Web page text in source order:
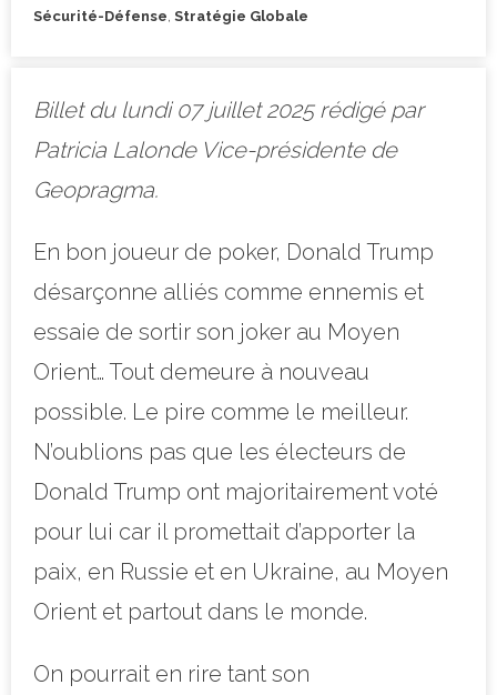
Sécurité-Défense Stratégie Globale
Billet du lundi 07 juillet 2025 rédigé par
Patricia Lalonde Vice-présidente de
Geopragma.
En bon joueur de poker, Donald Trump
désarçonne alliés comme ennemis et
essaie de sortir son joker au Moyen
Orient… Tout demeure à nouveau
possible. Le pire comme le meilleur.
N’oublions pas que les électeurs de
Donald Trump ont majoritairement voté
pour lui car il promettait d’apporter la
paix, en Russie et en Ukraine, au Moyen
Orient et partout dans le monde.
On pourrait en rire tant son